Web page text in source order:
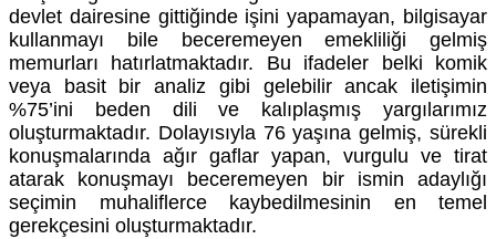
devlet dairesine gittiğinde işini yapamayan, bilgisayar
kullanmayı bile beceremeyen emekliliği gelmiş
memurları hatırlatmaktadır. Bu ifadeler belki komik
veya basit bir analiz gibi gelebilir ancak iletişimin
%75’ini beden dili ve kalıplaşmış yargılarımız
oluşturmaktadır. Dolayısıyla 76 yaşına gelmiş, sürekli
konuşmalarında ağır gaflar yapan, vurgulu ve tirat
atarak konuşmayı beceremeyen bir ismin adaylığı
seçimin muhaliflerce kaybedilmesinin en temel
gerekçesini oluşturmaktadır.